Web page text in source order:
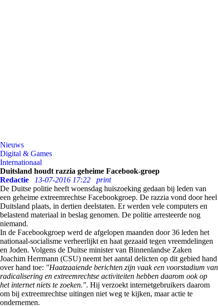
Nieuws
Digital & Games
Internationaal
Duitsland houdt razzia geheime Facebook-groep
Redactie
13-07-2016 17:22
print
De Duitse politie heeft woensdag huiszoeking gedaan bij leden van
een geheime extreemrechtse Facebookgroep. De razzia vond door heel
Duitsland plaats, in dertien deelstaten. Er werden vele computers en
belastend materiaal in beslag genomen. De politie arresteerde nog
niemand.
In de Facebookgroep werd de afgelopen maanden door 36 leden het
nationaal-socialisme verheerlijkt en haat gezaaid tegen vreemdelingen
en Joden. Volgens de Duitse minister van Binnenlandse Zaken
Joachim Herrmann (CSU) neemt het aantal delicten op dit gebied hand
over hand toe: "Haatzaaiende berichten zijn vaak een voorstadium van
radicalisering en extreemrechtse activiteiten hebben daarom ook op
het internet niets te zoeken.". Hij verzoekt internetgebruikers daarom
om bij extreemrechtse uitingen niet weg te kijken, maar actie te
ondernemen.